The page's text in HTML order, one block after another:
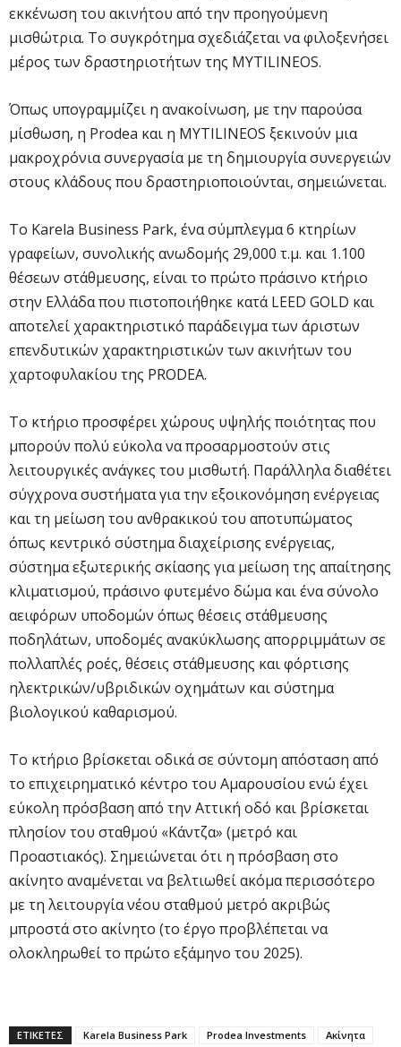
εκκένωση του ακινήτου από την προηγούμενη
μισθώτρια. Το συγκρότημα σχεδιάζεται να φιλοξενήσει
μέρος των δραστηριοτήτων της MYTILINEOS.
Όπως υπογραμμίζει η ανακοίνωση, με την παρούσα
μίσθωση, η Prodea και η MYTILINEOS ξεκινούν μια
μακροχρόνια συνεργασία με τη δημιουργία συνεργειών
στους κλάδους που δραστηριοποιούνται, σημειώνεται.
Το Karela Business Park, ένα σύμπλεγμα 6 κτηρίων
γραφείων, συνολικής ανωδομής 29,000 τ.μ. και 1.100
θέσεων στάθμευσης, είναι το πρώτο πράσινο κτήριο
στην Ελλάδα που πιστοποιήθηκε κατά LEED GOLD και
αποτελεί χαρακτηριστικό παράδειγμα των άριστων
επενδυτικών χαρακτηριστικών των ακινήτων του
χαρτοφυλακίου της PRODEA.
Το κτήριο προσφέρει χώρους υψηλής ποιότητας που
μπορούν πολύ εύκολα να προσαρμοστούν στις
λειτουργικές ανάγκες του μισθωτή. Παράλληλα διαθέτει
σύγχρονα συστήματα για την εξοικονόμηση ενέργειας
και τη μείωση του ανθρακικού του αποτυπώματος
όπως κεντρικό σύστημα διαχείρισης ενέργειας,
σύστημα εξωτερικής σκίασης για μείωση της απαίτησης
κλιματισμού, πράσινο φυτεμένο δώμα και ένα σύνολο
αειφόρων υποδομών όπως θέσεις στάθμευσης
ποδηλάτων, υποδομές ανακύκλωσης απορριμμάτων σε
πολλαπλές ροές, θέσεις στάθμευσης και φόρτισης
ηλεκτρικών/υβριδικών οχημάτων και σύστημα
βιολογικού καθαρισμού.
Το κτήριο βρίσκεται οδικά σε σύντομη απόσταση από
το επιχειρηματικό κέντρο του Αμαρουσίου ενώ έχει
εύκολη πρόσβαση από την Αττική οδό και βρίσκεται
πλησίον του σταθμού «Κάντζα» (μετρό και
Προαστιακός). Σημειώνεται ότι η πρόσβαση στο
ακίνητο αναμένεται να βελτιωθεί ακόμα περισσότερο
με τη λειτουργία νέου σταθμού μετρό ακριβώς
μπροστά στο ακίνητο (το έργο προβλέπεται να
ολοκληρωθεί το πρώτο εξάμηνο του 2025).
ΕΤΙΚΕΤΕΣ Karela Business Park Prodea Investments
Ακίνητα